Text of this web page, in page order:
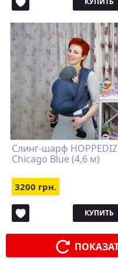
Слинг-шарф HOPPEDIZ
Chicago Blue (4,6 м)
3200 грн.
КУПИТЬ